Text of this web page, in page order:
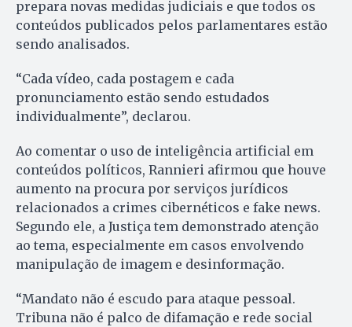
prepara novas medidas judiciais e que todos os
conteúdos publicados pelos parlamentares estão
sendo analisados.
“Cada vídeo, cada postagem e cada
pronunciamento estão sendo estudados
individualmente”, declarou.
Ao comentar o uso de inteligência artificial em
conteúdos políticos, Rannieri afirmou que houve
aumento na procura por serviços jurídicos
relacionados a crimes cibernéticos e fake news.
Segundo ele, a Justiça tem demonstrado atenção
ao tema, especialmente em casos envolvendo
manipulação de imagem e desinformação.
“Mandato não é escudo para ataque pessoal.
Tribuna não é palco de difamação e rede social